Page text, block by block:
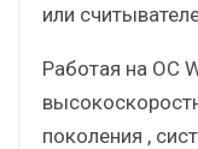
или
Работая на ОС
поколения ,